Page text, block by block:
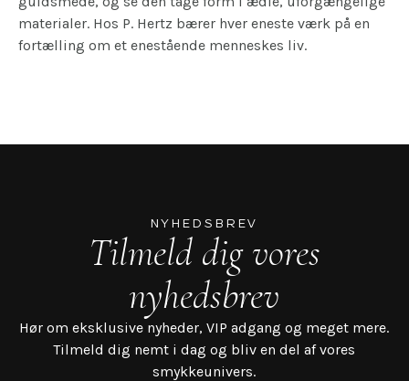
materialer. Hos P. Hertz bærer hver eneste værk på en
fortælling om et enestående menneskes liv.
NYHEDSBREV
Tilmeld dig vores
nyhedsbrev
Hør om eksklusive nyheder, VIP adgang og meget mere.
Tilmeld dig nemt i dag og bliv en del af vores
smykkeunivers.